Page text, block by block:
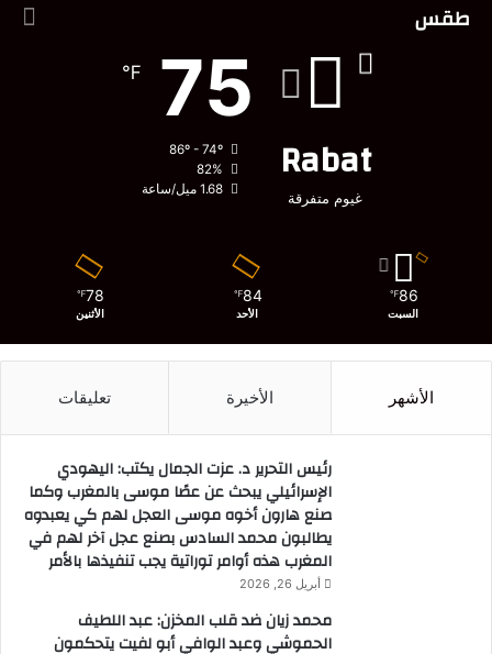
طقس
Rabat
غيوم متفرقة
75
℉
86º - 74º
82%
1.68 ميل/ساعة
86
℉
السبت
84
℉
الأحد
78
℉
الأثنين
الأشهر الأخيرة تعليقات
رئيس التحرير د. عزت الجمال يكتب: اليهودي
الإسرائيلي يبحث عن عصًا موسى بالمغرب وكما
صنع هارون أخوه موسى العجل لهم كي يعبدوه
يطالبون محمد السادس بصنع عجل آخر لهم في
المغرب هذه أوامر توراتية يجب تنفيذها بالأمر
أبريل 26, 2026
محمد زيان ضد قلب المخزن: عبد اللطيف
الحموشي وعبد الوافي أبو لفيت يتحكمون